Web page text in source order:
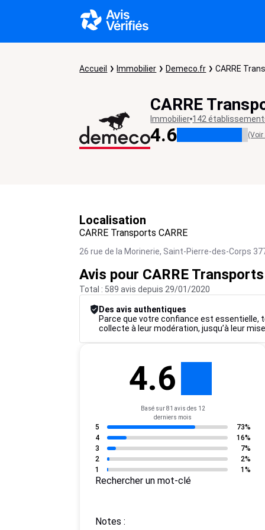
Accueil Immobilier Demeco.fr CARRE
CARRE
Immobilier 142
4.6 (Voir
Localisation
CARRE Transports CARRE
26 rue de la Morinerie, Saint-Pierre-des-Corps
Avis pour CARRE Transports
Total : 589 avis depuis 29/01/2020
Des avis authentiques
Parce que votre confiance est essentielle,
collecte à leur modération, jusqu’à leur
4.6
Basé sur 81 avis des 12
derniers mois
5
73%
4
16%
3
7%
2
2%
1
1%
Rechercher un mot-clé
Notes :